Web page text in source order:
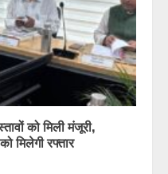
को मिली मंजूरी,
मिलेगी रफ्तार